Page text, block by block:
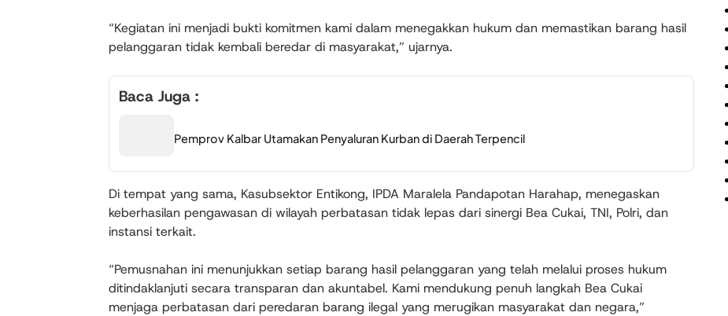
“Kegiatan ini menjadi bukti komitmen kami dalam menegakkan hukum dan memastikan barang hasil
pelanggaran tidak kembali beredar di masyarakat,” ujarnya.
Baca Juga :
Pemprov Kalbar Utamakan Penyaluran Kurban di Daerah Terpencil
Di tempat yang sama, Kasubsektor Entikong, IPDA Maralela Pandapotan Harahap, menegaskan
keberhasilan pengawasan di wilayah perbatasan tidak lepas dari sinergi Bea Cukai, TNI, Polri, dan
instansi terkait.
“Pemusnahan ini menunjukkan setiap barang hasil pelanggaran yang telah melalui proses hukum
ditindaklanjuti secara transparan dan akuntabel. Kami mendukung penuh langkah Bea Cukai
menjaga perbatasan dari peredaran barang ilegal yang merugikan masyarakat dan negara,”